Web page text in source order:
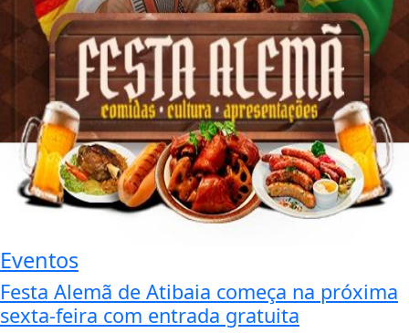
Eventos
Festa Alemã de Atibaia começa na próxima
sexta-feira com entrada gratuita